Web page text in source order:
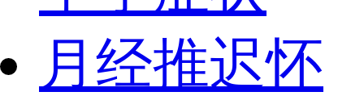
月经推迟怀